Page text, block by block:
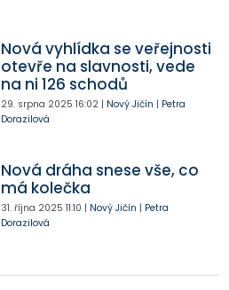
Nová vyhlídka se veřejnosti
otevře na slavnosti, vede
na ni 126 schodů
29. srpna 2025 16:02| Nový Jičín | Petra
Dorazilová
Nová dráha snese vše, co
má kolečka
31. října 2025 11:10 | Nový Jičín | Petra
Dorazilová